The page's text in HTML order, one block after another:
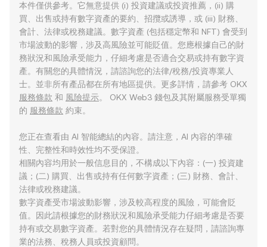
本件僅供參考。它無意提供 (i) 投資建議或投資推薦，(ii) 購
買、出售或持有數字資產的要約、招攬或誘導，或 (iii) 財務、
會計、法律或稅務建議。數字資產 (包括穩定幣和 NFT) 會受到
市場波動的影響，涉及高風險並可能貶值。您應根據自己的財
務狀況和風險承受能力，仔細考慮是否適合交易或持有數字資
產。有關您的具體情況，請諮詢您的法律/稅務/投資專業人
士。並非所有產品都在所有地區提供。更多詳情，請參考 OKX
服務條款 和 風險提示。 OKX Web3 錢包及其附屬服務受單獨
的 服務條款 約束。
您正在查看由 AI 智能總結的內容。請注意，AI 內容的準確
性、完整性和時效性均不受保證。
相關內容均用於一般信息目的，不構成以下內容：(一) 投資建
議；(二) 購買、出售或持有任何數字資產；(三) 財務、會計、
法律或稅務建議。
數字資產受市場波動影響，涉及較高程度的風險，可能會貶
值。因此請根據您的財務狀況和風險承受能力仔細考慮是否要
持有或交易數字資產。若對您的具體情況存在疑問，請諮詢專
業的法務、稅務人員或投資顧問。